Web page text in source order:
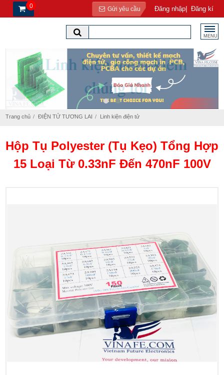
0 Gửi yêu cầu Đăng nhập| Đăng kí
MENU
Trang chủ ĐIỆN TỬ TƯƠNG LAI Linh kiện điện tử
Hộp Tụ Polyester (Tụ Kẹo) Tổng Hợp
15 Loại Từ 0.33nF Đến 470nF 100V